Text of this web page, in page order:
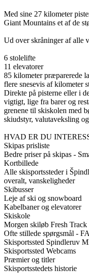
Med sine 27 kilometer
Giant Mountains et af de
Ud over skråninger af alle
6 stolelifte
11 elevatorer
85 kilometer præparerede
flere snesevis af kilometer
Direkte på pisterne eller i
vigtigt, lige fra barer og
grenene til skiskolen med
skiudstyr, valutaveksling
HVAD ER DU
Skipas prisliste
Bedre priser på skipas -
Kortbillede
Alle skisportssteder i
overalt, vanskeligheder
Skibusser
Leje af ski og snowboard
Kabelbaner og elevatorer
Skiskole
Morgen skiløb Fresh
Ofte stillede spørgsmål -
Skisportssted Spindleruv
Skisportssted Webcams
Præmier og titler
Skisportsstedets historie